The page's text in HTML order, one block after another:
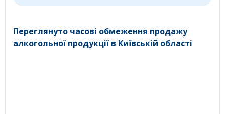
Переглянуто часові обмеження продажу
алкогольної продукції в Київській області